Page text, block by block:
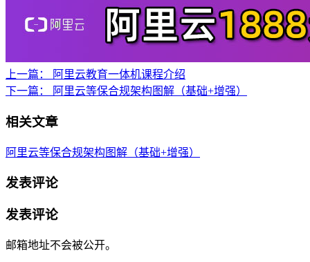
上一篇：
阿里云教育一体机课程介绍
下一篇：
阿里云等保合规架构图解（基础+增强）
相关文章
阿里云等保合规架构图解（基础+增强）
发表评论
发表评论
邮箱地址不会被公开。